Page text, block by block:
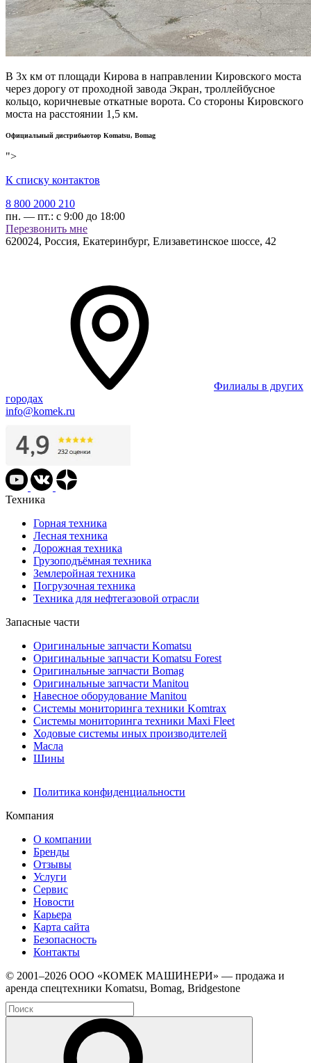
В 3х км от площади Кирова в направлении Кировского моста
через дорогу от проходной завода Экран, троллейбусное
кольцо, коричневые откатные ворота. Со стороны Кировского
моста на расстоянии 1,5 км.
Официальный диcтрибьютор Komatsu, Bomag
">
К списку контактов
8 800 2000 210
пн. — пт.: с 9:00 до 18:00
Перезвонить мне
620024, Россия, Екатеринбург, Елизаветинское шоссе, 42
Филиалы в других
городах
info@komek.ru
Техника
Горная техника
Лесная техника
Дорожная техника
Грузоподъёмная техника
Землеройная техника
Погрузочная техника
Техника для нефтегазовой отрасли
Запасные части
Оригинальные запчасти Komatsu
Оригинальные запчасти Komatsu Forest
Оригинальные запчасти Bomag
Оригинальные запчасти Manitou
Навесное оборудование Manitou
Системы мониторинга техники Komtrax
Системы мониторинга техники Maxi Fleet
Ходовые системы иных производителей
Масла
Шины
Политика конфиденциальности
Компания
О компании
Бренды
Отзывы
Услуги
Сервис
Новости
Карьера
Карта сайта
Безопасность
Контакты
© 2001–2026 ООО «КОМЕК МАШИНЕРИ» — продажа и
аренда спецтехники Komatsu, Bomag, Bridgestone